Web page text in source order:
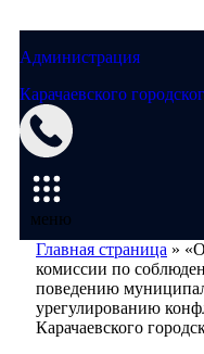
Администрация
Карачаевского
меню
Главная страница »
комиссии по
поведению
урегулированию
Карачаевского